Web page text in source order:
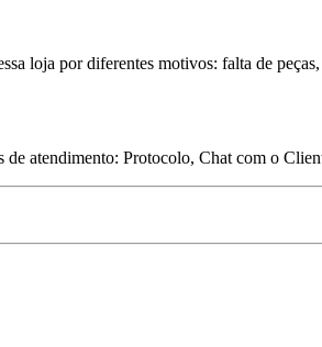
loja por diferentes motivos: falta de
atendimento: Protocolo, Chat com o